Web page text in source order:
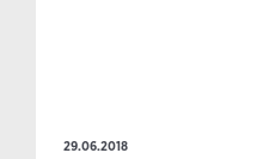
29.06.2018